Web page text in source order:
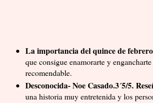
La importancia del quince de
que consigue enamorarte y
recomendable.
Desconocida- Noe Casado.3´5/5.
una historia muy entretenida y los